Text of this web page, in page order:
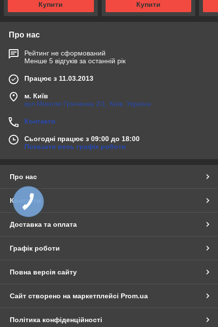
Купити Купити
Про нас
Рейтинг не сформований
Менше 5 відгуків за останній рік
Працює з 11.03.2013
м. Київ
вул.Миколи Грінченка 2/1, Київ, Україна
Контакти
Сьогодні працює з 09:00 до 18:00
Показати весь графік роботи
Про нас
Контакти
Доставка та оплата
Графік роботи
Повна версія сайту
Сайт створено на маркетплейсі Prom.ua
Політика конфіденційності